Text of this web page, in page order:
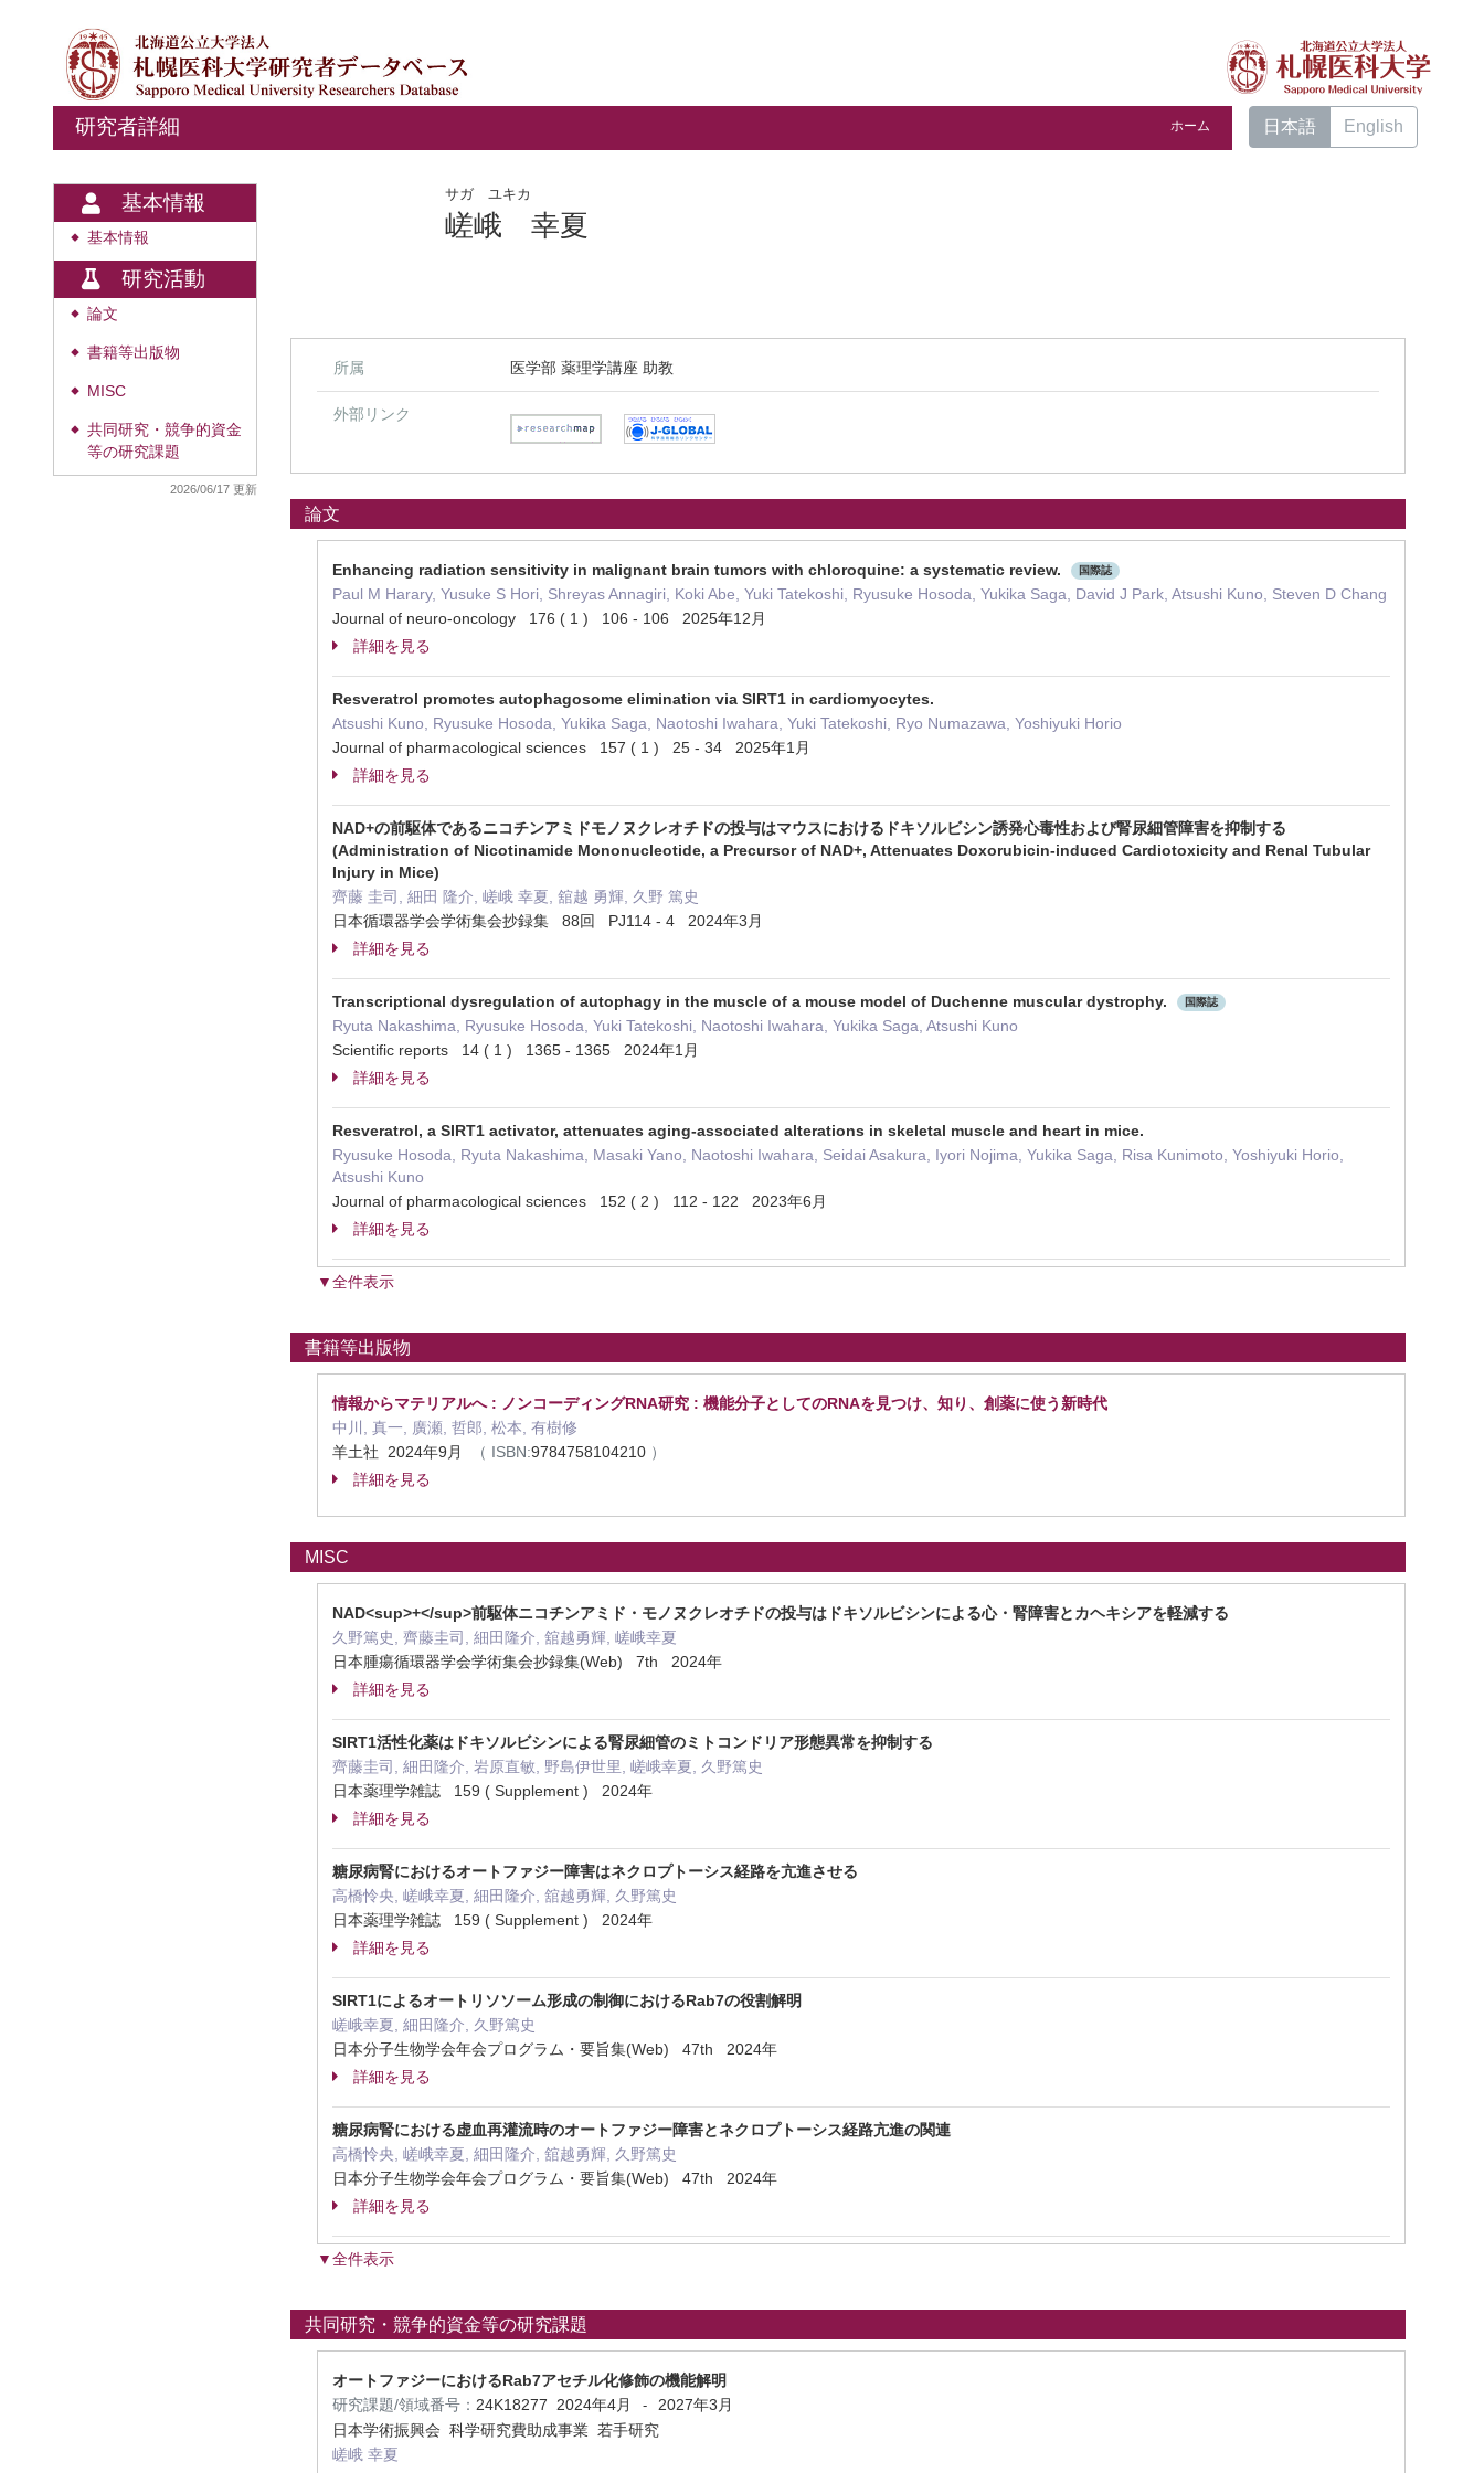
研究者詳細 ホーム 日本語 English
基本情報
◆ 基本情報
研究活動
◆ 論文
◆ 書籍等出版物
◆ MISC
◆
共同研究・競争的資金
等の研究課題
2026/06/17 更新
サガ ユキカ
嵯峨 幸夏
所属 医学部 薬理学講座 助教
外部リンク
論文
Enhancing radiation sensitivity in malignant brain tumors with chloroquine: a systematic review. 国際誌
Paul M Harary, Yusuke S Hori, Shreyas Annagiri, Koki Abe, Yuki Tatekoshi, Ryusuke Hosoda, Yukika Saga, David J Park, Atsushi Kuno, Steven D Chang
Journal of neuro-oncology 176 ( 1 ) 106 - 106 2025年12月
詳細を見る
Resveratrol promotes autophagosome elimination via SIRT1 in cardiomyocytes.
Atsushi Kuno, Ryusuke Hosoda, Yukika Saga, Naotoshi Iwahara, Yuki Tatekoshi, Ryo Numazawa, Yoshiyuki Horio
Journal of pharmacological sciences 157 ( 1 ) 25 - 34 2025年1月
詳細を見る
NAD+の前駆体であるニコチンアミドモノヌクレオチドの投与はマウスにおけるドキソルビシン誘発心毒性および腎尿細管障害を抑制する
(Administration of Nicotinamide Mononucleotide, a Precursor of NAD+, Attenuates Doxorubicin-induced Cardiotoxicity and Renal Tubular
Injury in Mice)
齊藤 圭司, 細田 隆介, 嵯峨 幸夏, 舘越 勇輝, 久野 篤史
日本循環器学会学術集会抄録集 88回 PJ114 - 4 2024年3月
詳細を見る
Transcriptional dysregulation of autophagy in the muscle of a mouse model of Duchenne muscular dystrophy. 国際誌
Ryuta Nakashima, Ryusuke Hosoda, Yuki Tatekoshi, Naotoshi Iwahara, Yukika Saga, Atsushi Kuno
Scientific reports 14 ( 1 ) 1365 - 1365 2024年1月
詳細を見る
Resveratrol, a SIRT1 activator, attenuates aging-associated alterations in skeletal muscle and heart in mice.
Ryusuke Hosoda, Ryuta Nakashima, Masaki Yano, Naotoshi Iwahara, Seidai Asakura, Iyori Nojima, Yukika Saga, Risa Kunimoto, Yoshiyuki Horio,
Atsushi Kuno
Journal of pharmacological sciences 152 ( 2 ) 112 - 122 2023年6月
詳細を見る
▼全件表示
書籍等出版物
情報からマテリアルへ : ノンコーディングRNA研究 : 機能分子としてのRNAを見つけ、知り、創薬に使う新時代
中川, 真一, 廣瀬, 哲郎, 松本, 有樹修
羊土社 2024年9月
（ ISBN:9784758104210 ）
詳細を見る
MISC
NAD<sup>+</sup>前駆体ニコチンアミド・モノヌクレオチドの投与はドキソルビシンによる心・腎障害とカヘキシアを軽減する
久野篤史, 齊藤圭司, 細田隆介, 舘越勇輝, 嵯峨幸夏
日本腫瘍循環器学会学術集会抄録集(Web) 7th 2024年
詳細を見る
SIRT1活性化薬はドキソルビシンによる腎尿細管のミトコンドリア形態異常を抑制する
齊藤圭司, 細田隆介, 岩原直敏, 野島伊世里, 嵯峨幸夏, 久野篤史
日本薬理学雑誌 159 ( Supplement ) 2024年
詳細を見る
糖尿病腎におけるオートファジー障害はネクロプトーシス経路を亢進させる
高橋怜央, 嵯峨幸夏, 細田隆介, 舘越勇輝, 久野篤史
日本薬理学雑誌 159 ( Supplement ) 2024年
詳細を見る
SIRT1によるオートリソソーム形成の制御におけるRab7の役割解明
嵯峨幸夏, 細田隆介, 久野篤史
日本分子生物学会年会プログラム・要旨集(Web) 47th 2024年
詳細を見る
糖尿病腎における虚血再灌流時のオートファジー障害とネクロプトーシス経路亢進の関連
高橋怜央, 嵯峨幸夏, 細田隆介, 舘越勇輝, 久野篤史
日本分子生物学会年会プログラム・要旨集(Web) 47th 2024年
詳細を見る
▼全件表示
共同研究・競争的資金等の研究課題
オートファジーにおけるRab7アセチル化修飾の機能解明
研究課題/領域番号： 24K18277 2024年4月 -
2027年3月
日本学術振興会 科学研究費助成事業 若手研究
嵯峨 幸夏